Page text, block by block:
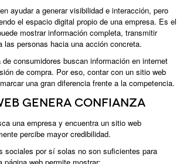
ayudar a generar visibilidad e interacción, pero
el espacio digital propio de una empresa. Es el
mostrar información completa, transmitir
las personas hacia una acción concreta.
consumidores buscan información en internet
de compra. Por eso, contar con un sitio web
una gran diferencia frente a la competencia.
genera confianza
una empresa y encuentra un sitio web
percibe mayor credibilidad.
sociales por sí solas no son suficientes para